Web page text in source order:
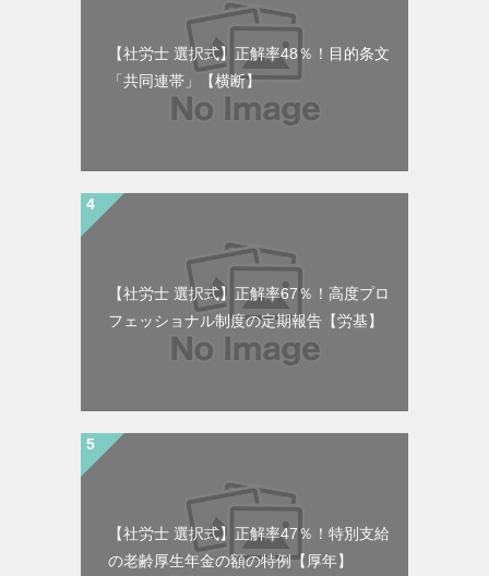
【社労士 選択式】正解率48％！目的条文
「共同連帯」【横断】
【社労士 選択式】正解率67％！高度プロ
フェッショナル制度の定期報告【労基】
【社労士 選択式】正解率47％！特別支給
の老齢厚生年金の額の特例【厚年】